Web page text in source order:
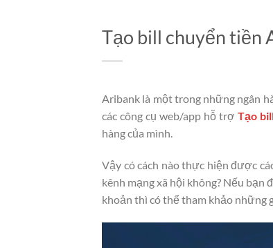
Tạo bill chuyển tiền
Aribank là một trong những ngân
các công cụ web/app hỗ trợTạo
hàng của mình.
Vậy có cách nào thực hiện được
kênh mạng xã hội không? Nếu
khoản thì có thể tham khảo những